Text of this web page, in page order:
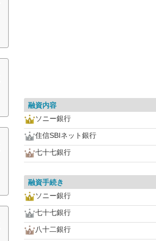
融資内容
ソニー銀行
住信SBIネット銀行
七十七銀行
融資手続き
ソニー銀行
七十七銀行
八十二銀行